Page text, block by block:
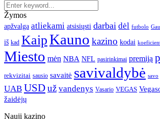
Žymos
apžvalga atliekami atsisiųsti darbai dėl futbolo
iš kad KaipKauno kazino kodai
Miesto mėn NBA NFL pasirinkimai premiją
rekvizitai sausio savaitė savivaldybė savo
UAB USDuž vandenys Vasario VEGAS
žaidėjų
Nauji kazino